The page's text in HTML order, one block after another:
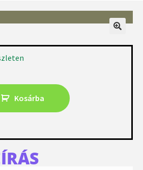
Kosárba